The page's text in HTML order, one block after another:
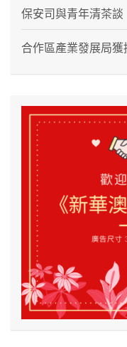
保安司與青年清茶談
合作區產業發展局獲